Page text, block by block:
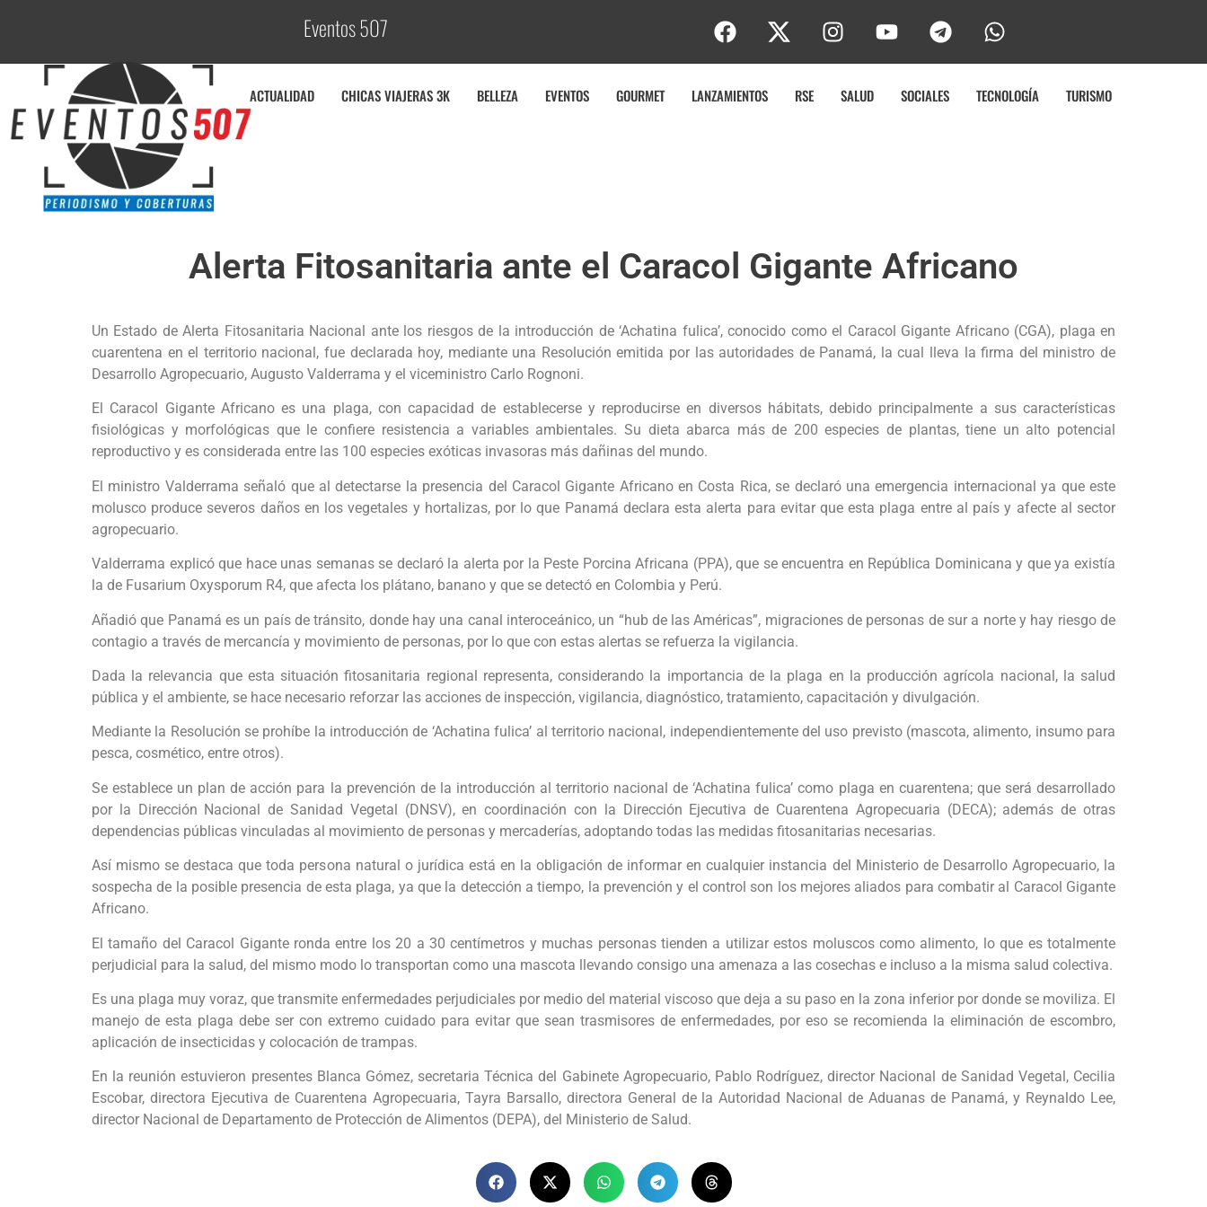
Eventos 507C
ACTUALIDAD CHICAS VIAJERAS 3K BELLEZA EVENTOS GOURMET LANZAMIENTOS RSE SALUD SOCIALES TECNOLOGÍA TURISMO
Alerta Fitosanitaria ante el Caracol Gigante Africano
Un Estado de Alerta Fitosanitaria Nacional ante los riesgos de la introducción de ‘Achatina fulica’, conocido como el Caracol Gigante Africano (CGA), plaga en
cuarentena en el territorio nacional, fue declarada hoy, mediante una Resolución emitida por las autoridades de Panamá, la cual lleva la firma del ministro de
Desarrollo Agropecuario, Augusto Valderrama y el viceministro Carlo Rognoni.
El Caracol Gigante Africano es una plaga, con capacidad de establecerse y reproducirse en diversos hábitats, debido principalmente a sus características
fisiológicas y morfológicas que le confiere resistencia a variables ambientales. Su dieta abarca más de 200 especies de plantas, tiene un alto potencial
reproductivo y es considerada entre las 100 especies exóticas invasoras más dañinas del mundo.
El ministro Valderrama señaló que al detectarse la presencia del Caracol Gigante Africano en Costa Rica, se declaró una emergencia internacional ya que este
molusco produce severos daños en los vegetales y hortalizas, por lo que Panamá declara esta alerta para evitar que esta plaga entre al país y afecte al sector
agropecuario.
Valderrama explicó que hace unas semanas se declaró la alerta por la Peste Porcina Africana (PPA), que se encuentra en República Dominicana y que ya existía
la de Fusarium Oxysporum R4, que afecta los plátano, banano y que se detectó en Colombia y Perú.
Añadió que Panamá es un país de tránsito, donde hay una canal interoceánico, un “hub de las Américas”, migraciones de personas de sur a norte y hay riesgo de
contagio a través de mercancía y movimiento de personas, por lo que con estas alertas se refuerza la vigilancia.
Dada la relevancia que esta situación fitosanitaria regional representa, considerando la importancia de la plaga en la producción agrícola nacional, la salud
pública y el ambiente, se hace necesario reforzar las acciones de inspección, vigilancia, diagnóstico, tratamiento, capacitación y divulgación.
Mediante la Resolución se prohíbe la introducción de ‘Achatina fulica’ al territorio nacional, independientemente del uso previsto (mascota, alimento, insumo para
pesca, cosmético, entre otros).
Se establece un plan de acción para la prevención de la introducción al territorio nacional de ‘Achatina fulica’ como plaga en cuarentena; que será desarrollado
por la Dirección Nacional de Sanidad Vegetal (DNSV), en coordinación con la Dirección Ejecutiva de Cuarentena Agropecuaria (DECA); además de otras
dependencias públicas vinculadas al movimiento de personas y mercaderías, adoptando todas las medidas fitosanitarias necesarias.
Así mismo se destaca que toda persona natural o jurídica está en la obligación de informar en cualquier instancia del Ministerio de Desarrollo Agropecuario, la
sospecha de la posible presencia de esta plaga, ya que la detección a tiempo, la prevención y el control son los mejores aliados para combatir al Caracol Gigante
Africano.
El tamaño del Caracol Gigante ronda entre los 20 a 30 centímetros y muchas personas tienden a utilizar estos moluscos como alimento, lo que es totalmente
perjudicial para la salud, del mismo modo lo transportan como una mascota llevando consigo una amenaza a las cosechas e incluso a la misma salud colectiva.
Es una plaga muy voraz, que transmite enfermedades perjudiciales por medio del material viscoso que deja a su paso en la zona inferior por donde se moviliza. El
manejo de esta plaga debe ser con extremo cuidado para evitar que sean trasmisores de enfermedades, por eso se recomienda la eliminación de escombro,
aplicación de insecticidas y colocación de trampas.
En la reunión estuvieron presentes Blanca Gómez, secretaria Técnica del Gabinete Agropecuario, Pablo Rodríguez, director Nacional de Sanidad Vegetal, Cecilia
Escobar, directora Ejecutiva de Cuarentena Agropecuaria, Tayra Barsallo, directora General de la Autoridad Nacional de Aduanas de Panamá, y Reynaldo Lee,
director Nacional de Departamento de Protección de Alimentos (DEPA), del Ministerio de Salud.